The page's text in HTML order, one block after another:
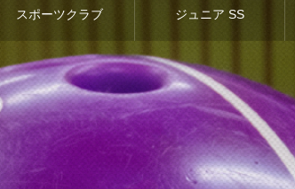
スポーツクラブ ジュニア SS